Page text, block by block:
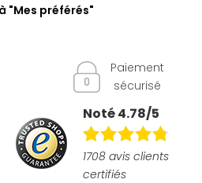
"Mes préférés"
Paiement
sécurisé
Noté 4.78/5
1708 avis clients
certifiés